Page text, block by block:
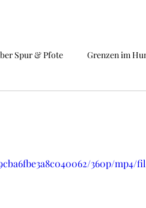
Spur & Pfote Grenzen im
360p/mp4/